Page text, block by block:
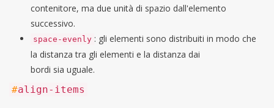
contenitore, ma due unità di spazio dall'elemento
successivo.
space-evenly : gli elementi sono distribuiti in modo che
la distanza tra gli elementi e la distanza dai
bordi sia uguale.
#align-items